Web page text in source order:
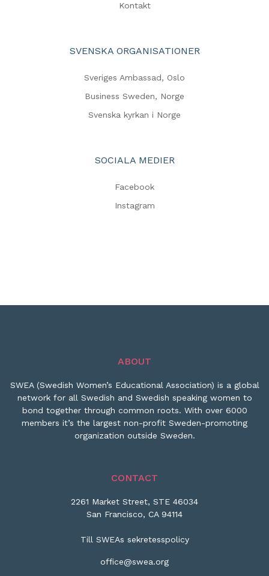
Kontakt
SVENSKA ORGANISATIONER
Sveriges Ambassad, Oslo
Business Sweden, Norge
Svenska kyrkan i Norge
SOCIALA MEDIER
Facebook
Instagram
ABOUT
SWEA (Swedish Women’s Educational Association) is a global
network for all Swedish and Swedish speaking women to
bond together through common roots. With over 6000
members it’s the largest non-profit Sweden-promoting
organization outside Sweden.
CONTACT
2261 Market Street, STE 46034
San Francisco, CA 94114
Till SWEAs sekretesspolicy
office@swea.org